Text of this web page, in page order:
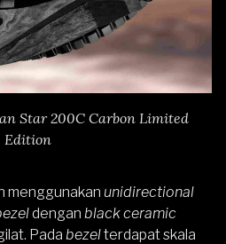
Star 200C Carbon Limited
Edition
menggunakan unidirectional
dengan black ceramic
Pada bezelterdapat skala